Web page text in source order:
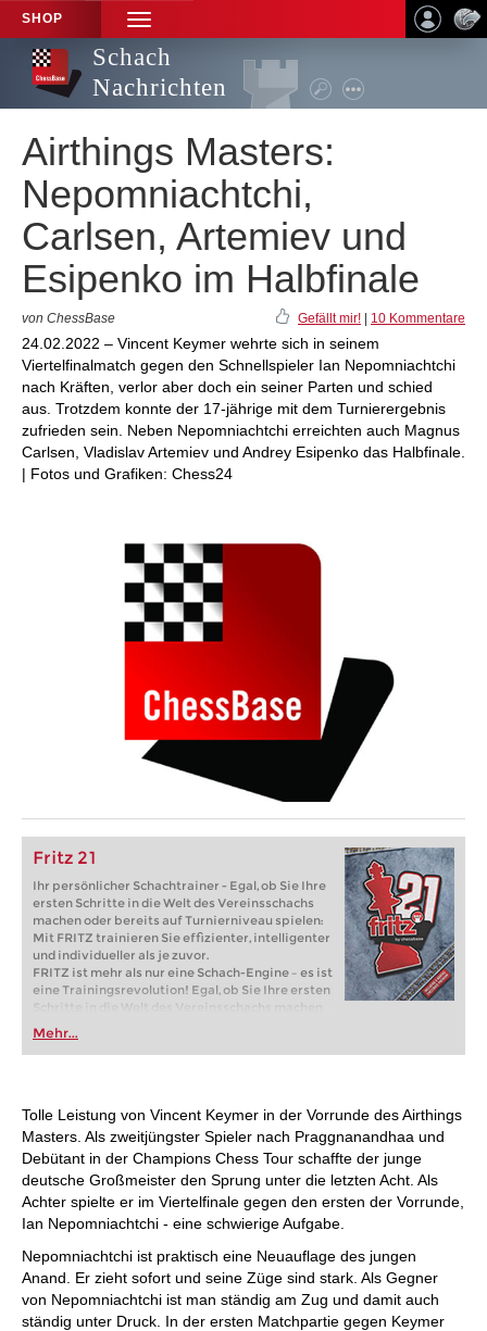
SHOP
TOGGLE
NAVIGATION
Schach
Nachrichten
Airthings Masters:
Nepomniachtchi,
Carlsen, Artemiev und
Esipenko im Halbfinale
von ChessBase Gefällt mir! 10 Kommentare
24.02.2022 – Vincent Keymer wehrte sich in seinem
Viertelfinalmatch gegen den Schnellspieler Ian Nepomniachtchi
nach Kräften, verlor aber doch ein seiner Parten und schied
aus. Trotzdem konnte der 17-jährige mit dem Turnierergebnis
zufrieden sein. Neben Nepomniachtchi erreichten auch Magnus
Carlsen, Vladislav Artemiev und Andrey Esipenko das Halbfinale.
| Fotos und Grafiken: Chess24
Fritz 21
Ihr persönlicher Schachtrainer - Egal, ob Sie Ihre
ersten Schritte in die Welt des Vereinsschachs
machen oder bereits auf Turnierniveau spielen:
Mit FRITZ trainieren Sie effizienter, intelligenter
und individueller als je zuvor.
FRITZ ist mehr als nur eine Schach-Engine – es ist
eine Trainingsrevolution! Egal, ob Sie Ihre ersten
Schritte in die Welt des Vereinsschachs machen
oder bereits auf Turnierniveau spielen: Mit
FRITZ trainieren Sie effizienter, intelligenter und
individueller als je zuvor.
Mehr...
Tolle Leistung von Vincent Keymer in der Vorrunde des Airthings
Masters. Als zweitjüngster Spieler nach Praggnanandhaa und
Debütant in der Champions Chess Tour schaffte der junge
deutsche Großmeister den Sprung unter die letzten Acht. Als
Achter spielte er im Viertelfinale gegen den ersten der Vorrunde,
Ian Nepomniachtchi - eine schwierige Aufgabe.
Nepomniachtchi ist praktisch eine Neuauflage des jungen
Anand. Er zieht sofort und seine Züge sind stark. Als Gegner
von Nepomniachtchi ist man ständig am Zug und damit auch
ständig unter Druck. In der ersten Matchpartie gegen Keymer